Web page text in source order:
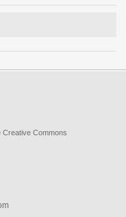
Creative Commons